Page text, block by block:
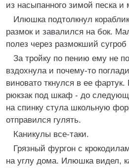
из насыпанного зимой песка и
Илюшка подтолкнул
размок и завалился на бок.
полез через размокший сугроб
За тройку по пению ему не
вздохнула и почему-то
виновато ткнулся в ее
рюкзак под шкаф - до
на спинку стула школьную
отправился гулять.
Каникулы все-таки.
Грязный фургон с
на углу дома. Илюшка видел,